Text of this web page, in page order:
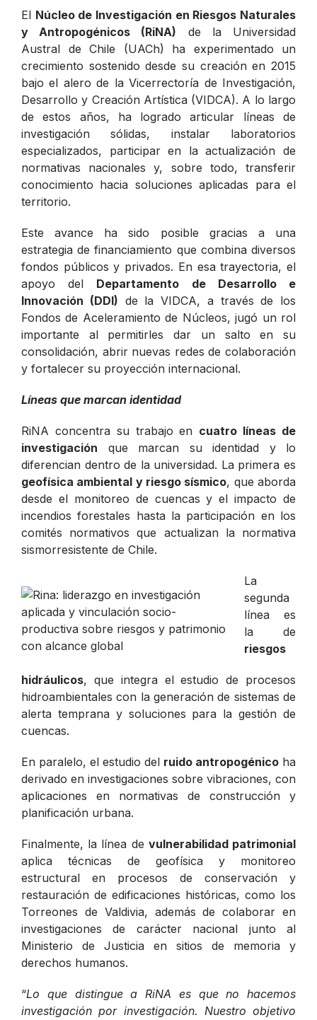
El Núcleo de Investigación en Riesgos Naturales
y Antropogénicos (RiNA) de la Universidad
Austral de Chile (UACh) ha experimentado un
crecimiento sostenido desde su creación en 2015
bajo el alero de la Vicerrectoría de Investigación,
Desarrollo y Creación Artística (VIDCA). A lo largo
de estos años, ha logrado articular líneas de
investigación sólidas, instalar laboratorios
especializados, participar en la actualización de
normativas nacionales y, sobre todo, transferir
conocimiento hacia soluciones aplicadas para el
territorio.
Este avance ha sido posible gracias a una
estrategia de financiamiento que combina diversos
fondos públicos y privados. En esa trayectoria, el
apoyo del Departamento de Desarrollo e
Innovación (DDI) de la VIDCA, a través de los
Fondos de Aceleramiento de Núcleos, jugó un rol
importante al permitirles dar un salto en su
consolidación, abrir nuevas redes de colaboración
y fortalecer su proyección internacional.
Líneas que marcan identidad
RiNA concentra su trabajo en cuatro líneas de
investigación que marcan su identidad y lo
diferencian dentro de la universidad. La primera es
geofísica ambiental y riesgo sísmico, que aborda
desde el monitoreo de cuencas y el impacto de
incendios forestales hasta la participación en los
comités normativos que actualizan la normativa
sismorresistente de Chile.
La
segunda
línea es
la de
riesgos
hidráulicos, que integra el estudio de procesos
hidroambientales con la generación de sistemas de
alerta temprana y soluciones para la gestión de
cuencas.
En paralelo, el estudio del ruido antropogénico ha
derivado en investigaciones sobre vibraciones, con
aplicaciones en normativas de construcción y
planificación urbana.
Finalmente, la línea de vulnerabilidad patrimonial
aplica técnicas de geofísica y monitoreo
estructural en procesos de conservación y
restauración de edificaciones históricas, como los
Torreones de Valdivia, además de colaborar en
investigaciones de carácter nacional junto al
Ministerio de Justicia en sitios de memoria y
derechos humanos.
“Lo que distingue a RiNA es que no hacemos
investigación por investigación. Nuestro objetivo